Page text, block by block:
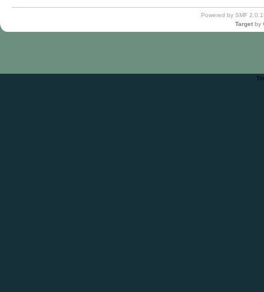
Powered by SMF
Target by